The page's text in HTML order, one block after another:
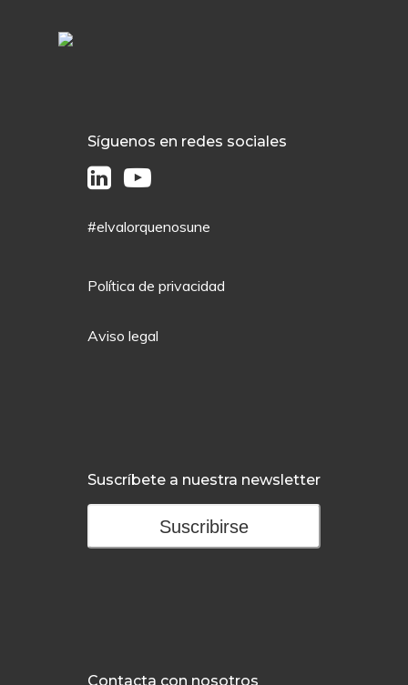
Síguenos en redes sociales
#elvalorquenosune
Política de privacidad
Aviso legal
Suscríbete a nuestra newsletter
Suscribirse
Contacta con nosotros